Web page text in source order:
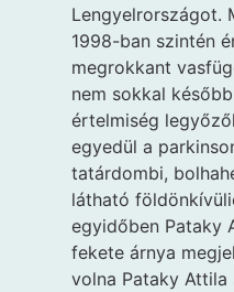
Lengyelrországot.
1998-ban szintén
megrokkant
nem sokkal
értelmiség
egyedül a
tatárdombi,
látható
egyidőben Pataky
fekete árnya
volna Pataky Attila